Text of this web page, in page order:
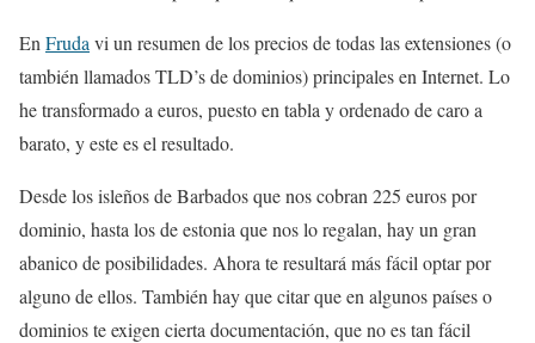
En Fruda vi un resumen de los precios de todas las extensiones (o
también llamados TLD’s de dominios) principales en Internet. Lo
he transformado a euros, puesto en tabla y ordenado de caro a
barato, y este es el resultado.
Desde los isleños de Barbados que nos cobran 225 euros por
dominio, hasta los de estonia que nos lo regalan, hay un gran
abanico de posibilidades. Ahora te resultará más fácil optar por
alguno de ellos. También hay que citar que en algunos países o
dominios te exigen cierta documentación, que no es tan fácil